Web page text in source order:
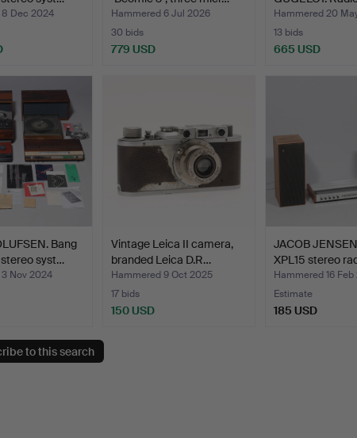
Dec 2024
Hammered 6 Jul 2026
30 bids
779 USD
reco…
Hammered 20
13 bids
665 USD
Bang
syst…
Nov 2024
Vintage Leica II camera,
branded Leica D.R…
Hammered 9 Oct 2025
17 bids
150 USD
JACOB
XPL15 stereo
Hammered 16
Estimate
185 USD
to this search